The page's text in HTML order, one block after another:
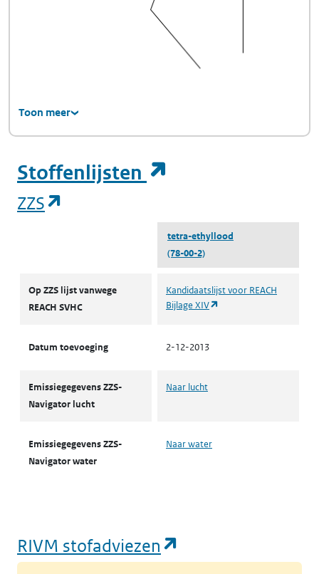
Toon meer
Stoffenlijsten
ZZS
tetra-ethyllood
(78-00-2)
Op ZZS lijst vanwege
REACH SVHC
Kandidaatslijst voor REACH
Bijlage XIV
Datum toevoeging 2-12-2013
Emissiegegevens ZZS-
Navigator lucht
Naar lucht
Emissiegegevens ZZS-
Navigator water
Naar water
RIVM stofadviezen